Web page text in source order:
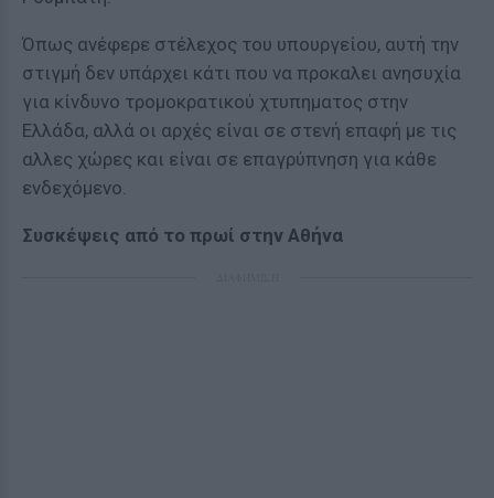
Όπως ανέφερε στέλεχος του υπουργείου, αυτή την
στιγμή δεν υπάρχει κάτι που να προκαλει ανησυχία
για κίνδυνο τρομοκρατικού χτυπηματος στην
Ελλάδα, αλλά οι αρχές είναι σε στενή επαφή με τις
αλλες χώρες και είναι σε επαγρύπνηση για κάθε
ενδεχόμενο.
Συσκέψεις από το πρωί στην Αθήνα